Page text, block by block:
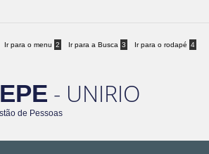
Ir para o menu 2 Ir para a Busca 3 Ir para o rodapé 4
- UNIRIO
de Pessoas